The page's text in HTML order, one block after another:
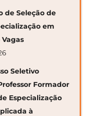
de Seleção de
em
Seletivo
Formador
Especialização
à